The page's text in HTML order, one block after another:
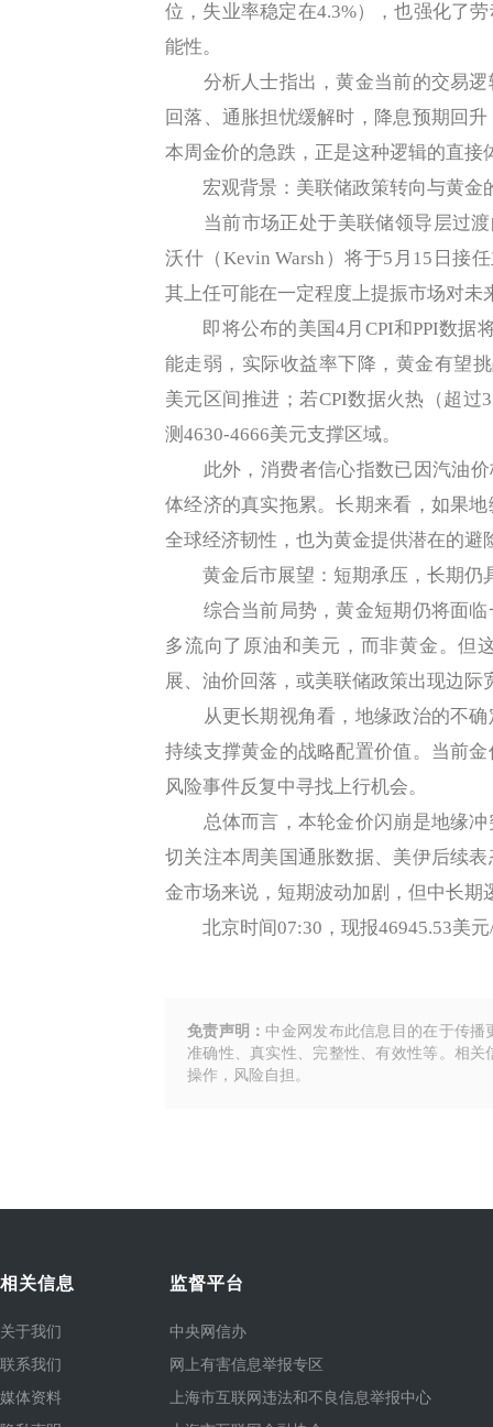
位，失业率稳定在4.3%），也强化了
能性。
分析人士指出，黄金当前的交易逻
回落、通胀担忧缓解时，降息预期回
本周金价的急跌，正是这种逻辑的直接
宏观背景：美联储政策转向与黄金
当前市场正处于美联储领导层过渡
沃什（Kevin Warsh）将于5月15日接
其上任可能在一定程度上提振市场对未
即将公布的美国4月CPI和PPI数据将
能走弱，实际收益率下降，黄金有望
美元区间推进；若CPI数据火热（超
测4630-4666美元支撑区域。
此外，消费者信心指数已因汽油价
体经济的真实拖累。长期来看，如果
全球经济韧性，也为黄金提供潜在的避
黄金后市展望：短期承压，长期仍
综合当前局势，黄金短期仍将面临
多流向了原油和美元，而非黄金。但
展、油价回落，或美联储政策出现边
从更长期视角看，地缘政治的不确
持续支撑黄金的战略配置价值。当前
风险事件反复中寻找上行机会。
总体而言，本轮金价闪崩是地缘冲
切关注本周美国通胀数据、美伊后续
金市场来说，短期波动加剧，但中长期
北京时间07:30，现报46945.53美元
免责声明： 中金网发布此信息目的在于传
准确性、真实性、完整性、有效性等。相
操作，风险自担。
相关信息
关于我们
联系我们
媒体资料
监督平台
中央网信办
网上有害信息举报专区
上海市互联网违法和不良信息举报中心